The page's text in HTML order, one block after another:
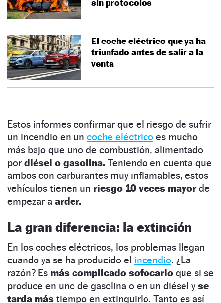
sin protocolos
El coche eléctrico que ya ha
triunfado antes de salir a la
venta
Estos informes confirmar que el riesgo de sufrir
un incendio en un coche eléctrico es mucho
más bajo que uno de combustión, alimentado
por diésel o gasolina. Teniendo en cuenta que
ambos con carburantes muy inflamables, estos
vehículos tienen un riesgo 10 veces mayorde
empezar a arder.
La gran diferencia: la extinción
En los coches eléctricos, los problemas llegan
cuando ya se ha producido el incendio. ¿La
razón? Es más complicado sofocarlo que si se
produce en uno de gasolina o en un diésel yse
tarda más tiempo en extinguirlo. Tanto es así